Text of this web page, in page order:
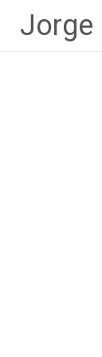
contenido
Jorge